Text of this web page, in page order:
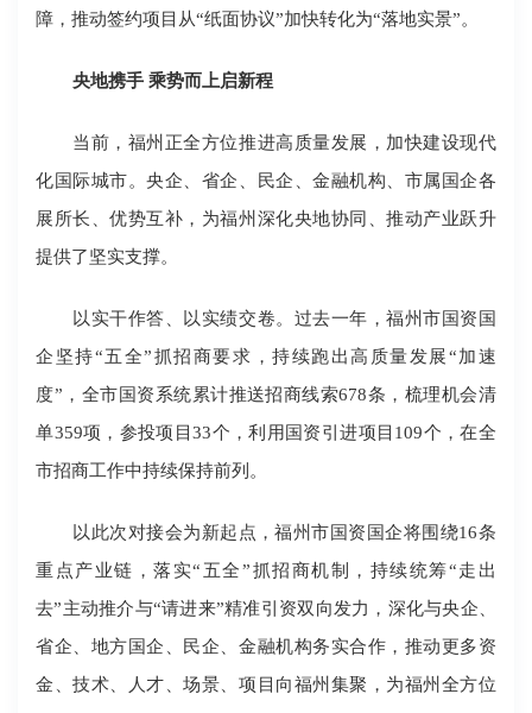
障，推动签约项目从“纸面协议”加快转化为“落地实景”。
央地携手 乘势而上启新程
当前，福州正全方位推进高质量发展，加快建设现代
化国际城市。央企、省企、民企、金融机构、市属国企各
展所长、优势互补，为福州深化央地协同、推动产业跃升
提供了坚实支撑。
以实干作答、以实绩交卷。过去一年，福州市国资国
企坚持“五全”抓招商要求，持续跑出高质量发展“加速
度”，全市国资系统累计推送招商线索678条，梳理机会清
单359项，参投项目33个，利用国资引进项目109个，在全
市招商工作中持续保持前列。
以此次对接会为新起点，福州市国资国企将围绕16条
重点产业链，落实“五全”抓招商机制，持续统筹“走出
去”主动推介与“请进来”精准引资双向发力，深化与央企、
省企、地方国企、民企、金融机构务实合作，推动更多资
金、技术、人才、场景、项目向福州集聚，为福州全方位